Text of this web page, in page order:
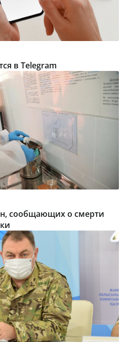
в Telegram
сообщающих о смерти